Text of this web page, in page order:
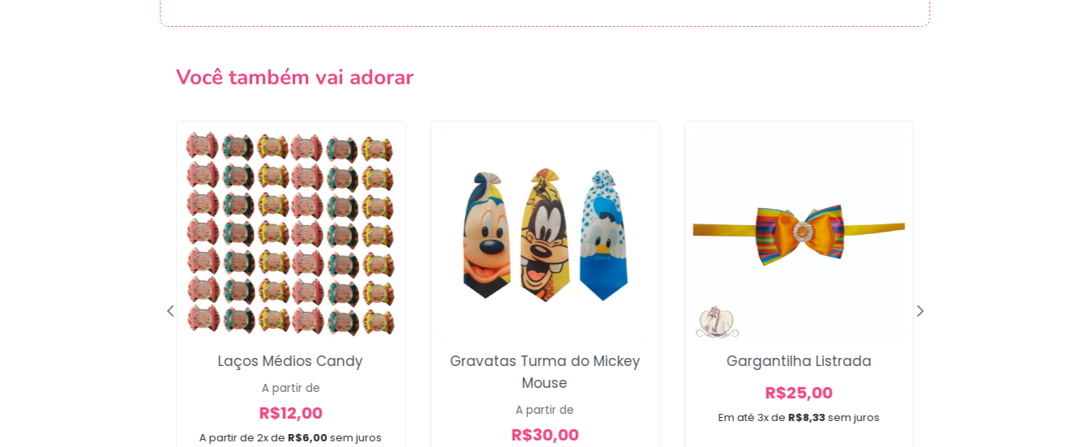
Você também vai adorar
A partir de 2x de R$6,00sem juros
Laços Médios Candy
A partir de
R$12,00
Gravatas Turma do Mickey
Mouse
A partir de
R$30,00
Em até 3x de R$8,33sem juros
Gargantilha Listrada
R$25,00
Voltar